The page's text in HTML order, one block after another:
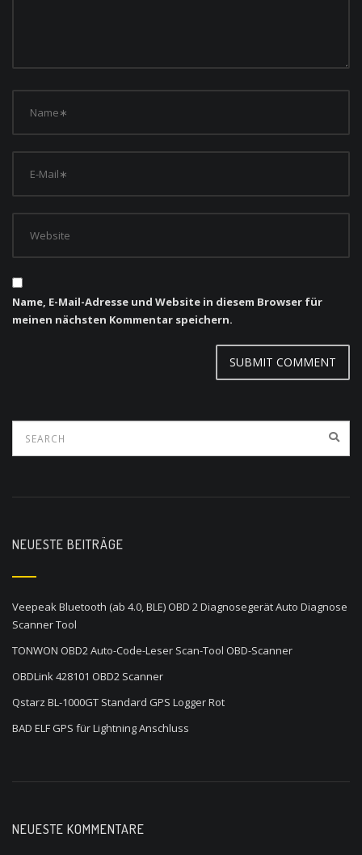
Name, E-Mail-Adresse und Website in diesem Browser für
meinen nächsten Kommentar speichern.
NEUESTE BEITRÄGE
Veepeak Bluetooth (ab 4.0, BLE) OBD 2 Diagnosegerät Auto Diagnose
Scanner Tool
TONWON OBD2 Auto-Code-Leser Scan-Tool OBD-Scanner
OBDLink 428101 OBD2 Scanner
Qstarz BL-1000GT Standard GPS Logger Rot
BAD ELF GPS für Lightning Anschluss
NEUESTE KOMMENTARE